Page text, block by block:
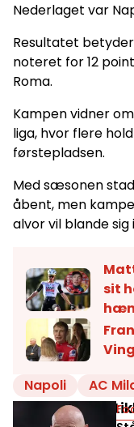
Nederlaget var
Resultatet
noteret for 12
Roma.
Kampen vidner
liga, hvor flere
førstepladsen.
Med sæsonen
åbent, men
alvor vil blande
sit
Napoli
AC
Relaterede